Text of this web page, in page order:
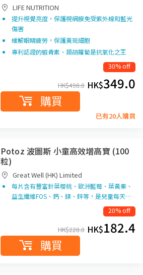
LIFE NUTRITION
提升視覺亮度，保護視網膜免受紫外線和藍光
傷害
緩解眼睛疲勞，保護黃斑細胞
專利認證的蝦青素、類胡蘿蔔是抗氧化之王
30% off
HK$498.0 HK$349.0
購買
已有20人購買
Potoz 波圖斯 小童高效增高寶 (100
粒)
Great Well (HK) Limited
每片含有豐富針葉櫻桃、歐洲藍莓、葉黃秦、
益生纖維FOS、鈣、鎂、鋅等，是兒童每天…
20% off
HK$228.0 HK$182.4
購買